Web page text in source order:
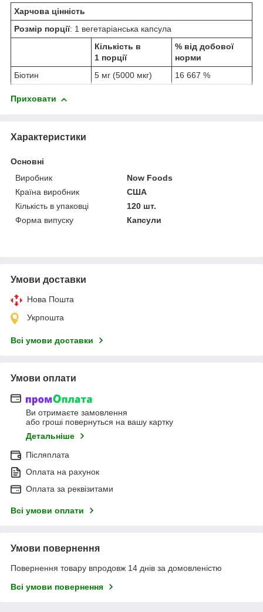
Харчова цінність
Розмір порції: 1 вегетаріанська капсула
Кількість в
1 порції
% від добової
норми
Біотин
5 мг (5000 мкг) 16 667 %
Приховати
Характеристики
Основні
Виробник
Now Foods
Країна виробник
США
Кількість в упаковці
120 шт.
Форма випуску
Капсули
Умови доставки
Нова Пошта
Укрпошта
Всі умови доставки
Умови оплати
Ви отримаєте замовлення
або гроші повернуться на вашу картку
Детальніше
Післяплата
Оплата на рахунок
Оплата за реквізитами
Всі умови оплати
Умови повернення
Повернення товару впродовж 14 днів за домовленістю
Всі умови повернення